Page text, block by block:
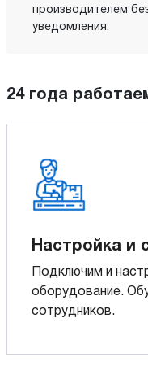
производителем
уведомления.
24 года
Настройка и
Подключим и
оборудование.
сотрудников.